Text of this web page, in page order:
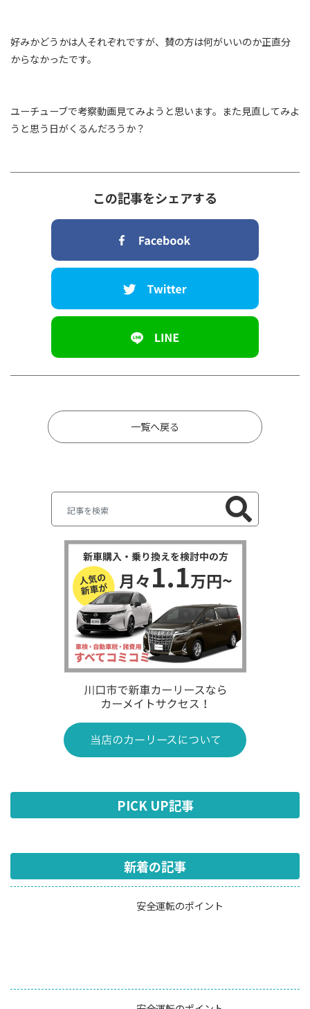
好みかどうかは人それぞれですが、賛の方は何がいいのか正直分
からなかったです。
ユーチューブで考察動画見てみようと思います。また見直してみよ
うと思う日がくるんだろうか？
この記事をシェアする
一覧へ戻る
PICK UP記事
新着の記事
安全運転のポイント